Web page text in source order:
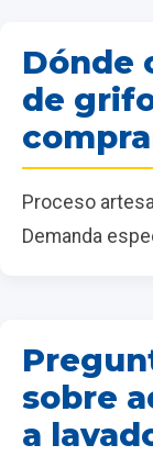
Dónde
de
Proceso
Demanda
sobre
a